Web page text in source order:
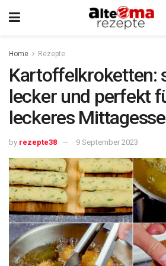
Home Rezepte
Kartoffelkroketten:
lecker und perfekt
leckeres
by rezepte38 9 September 2023